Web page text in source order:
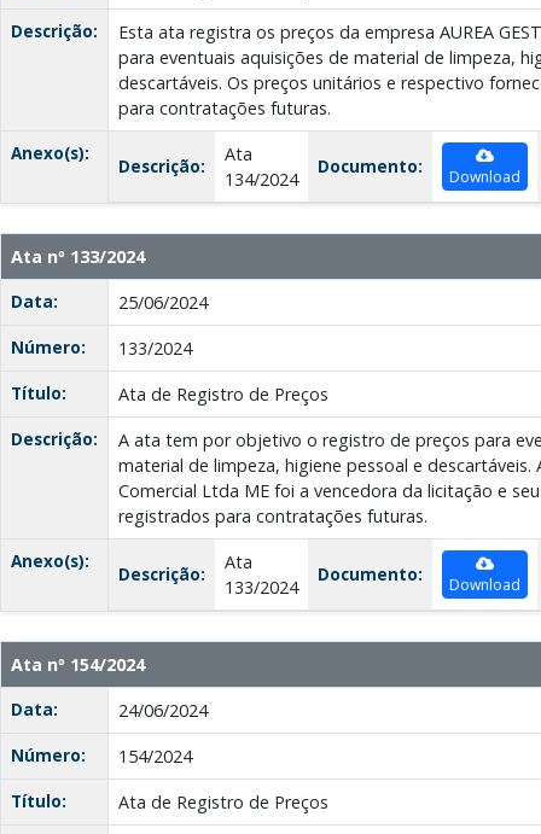
Descrição:
Esta ata registra os preços da empresa AUREA
para eventuais aquisições de material de limpeza,
descartáveis. Os preços unitários e respectivo
para contratações futuras.
Anexo(s):
Descrição:
Ata
134/2024
Documento: Download
Ata nº 133/2024
Data:
25/06/2024
Número:
133/2024
Título:
Ata de Registro de Preços
Descrição:
A ata tem por objetivo o registro de preços para
material de limpeza, higiene pessoal e descartáveis.
Comercial Ltda ME foi a vencedora da licitação e
registrados para contratações futuras.
Anexo(s):
Descrição:
Ata
133/2024
Documento: Download
Ata nº 154/2024
Data:
24/06/2024
Número:
154/2024
Título:
Ata de Registro de Preços